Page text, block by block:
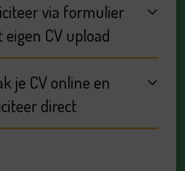
via formulier
eigen CV upload
je CV online en
direct